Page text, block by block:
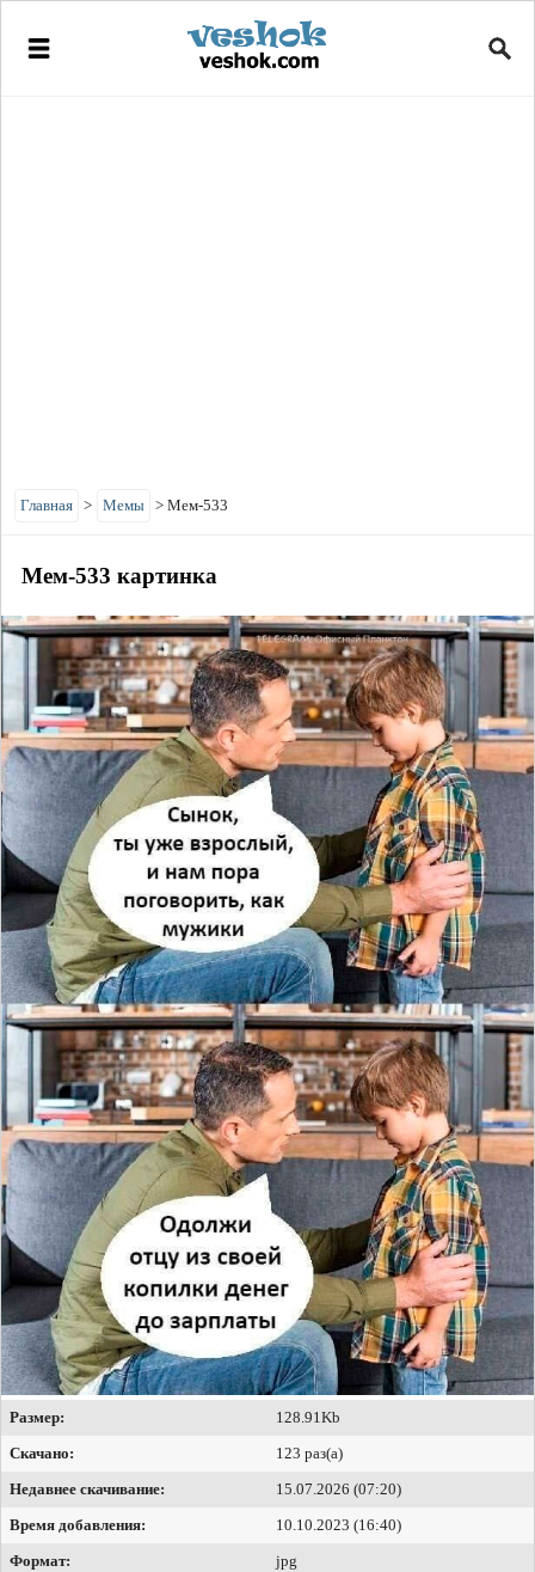
Главная > Мемы > Мем-533
Мем-533 картинка
Размер:
128.91Kb
Скачано:
123 раз(а)
Недавнее скачивание:
15.07.2026 (07:20)
Время добавления:
10.10.2023 (16:40)
Формат:
jpg